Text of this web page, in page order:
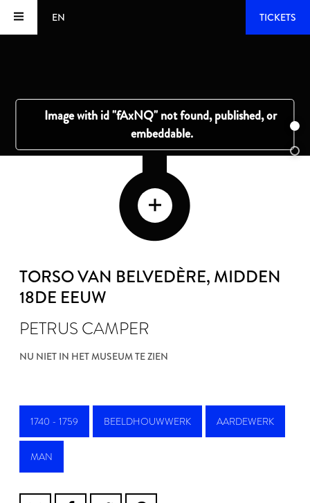
EN TICKETS
TORSO VAN BELVEDÈRE, MIDDEN
18DE EEUW
PETRUS CAMPER
NU NIET IN HET MUSEUM TE ZIEN
1740 - 1759 BEELDHOUWWERK AARDEWERK
MAN